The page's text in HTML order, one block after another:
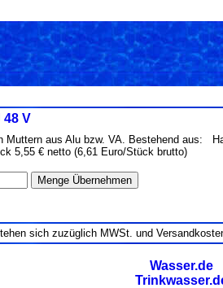
V
Muttern aus Alu bzw. VA. Bestehend
5,55 € netto (6,61 Euro/Stück brutto)
sich zuzüglich MWSt. und
Wasser.de